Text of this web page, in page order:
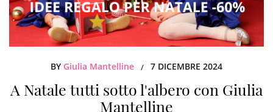
BY Giulia Mantelline / 7 DICEMBRE 2024
A Natale tutti sotto l'albero con Giulia
Mantelline